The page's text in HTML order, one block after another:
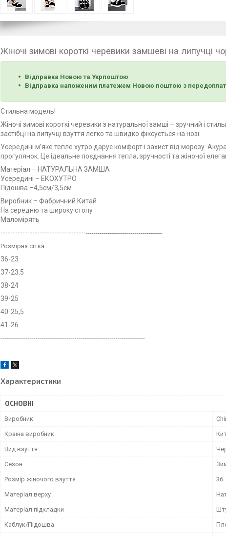
Жіночі зимові короткі черевики замшеві на липучці
Відправка Новою та Укрпоштою
Відправка наложеним платежем Новою поштою з
Стильна модель!
Жіночі зимові короткі черевики з натуральної замші – зручний і
застібці на липучці взуття легко та швидко фіксується на нозі.
Усередині м’яке тепле хутро дарує комфорт і захист від морозу.
прогулянок. Це ідеальне поєднання тепла, зручності та жіночої
Матеріал – НАТУРАЛЬНА ЗАМША
Усередині – ЕКОХУТРО
Підошва –4,5см/3,5см
Виробник – Фабричний Китай
На середню та широку стопу
Маломірять
--------------------------------------------------------------------------
Розмірна сітка
36-23
37-23.5
38-24
39-25
40-25,5
41-26
--------------------------------------------------------------------------
Характеристики
ОСНОВНІ
Виробник
Країна виробник
Вид взуття
Сезон
Розмір жіночого взуття 36
Матеріал верху
Матеріал підкладки
Каблук/Підошва